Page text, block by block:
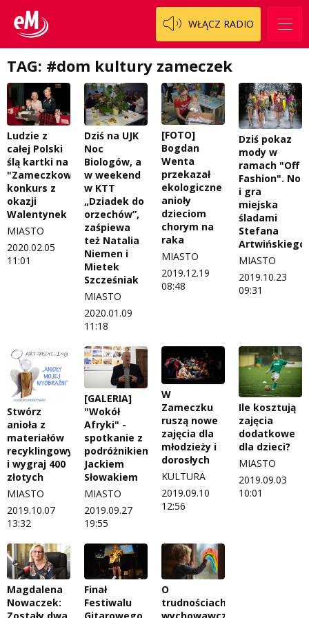
WŁĄCZ RADIO
Pasjonaci
Prawdę mówiąc
Słowo Dnia
Tak wierzę
Weekend z blondynką
W starych Kielcach
Wszystko w temacie
Regulamin konkursów
Regulamin sklepu internetowego
Regulamin darowizn
Regulamin konkursu Zwierzak naszej klasy
Polityka prywatności
ZNAJDZIESZ NAS TAKŻE NA
TAG: #dom kultury zameczek
Ludzie z
całej Polski
ślą kartki na
"Zameczkowy"
konkurs z
okazji
Walentynek
MIASTO
2020.02.05
11:01
Dziś na UJK
Noc
Biologów, a
w weekend
w KTT
„Dziadek do
orzechów”,
zaśpiewa
też Natalia
Niemen i
Mietek
Szcześniak
MIASTO
2020.01.09
11:18
[FOTO]
Bogdan
Wenta
przekazał
ekologiczne
anioły
dzieciom
chorym na
raka
MIASTO
2019.12.19
08:48
Dziś pokaz
mody w
ramach "Off
Fashion". No
i gra
miejska
śladami
Stefana
Artwińskiego
MIASTO
2019.10.23
09:31
Stwórz
anioła z
materiałów
recyklingowych
i wygraj 400
złotych
MIASTO
2019.10.07
13:32
[GALERIA]
"Wokół
Afryki" -
spotkanie z
podróżnikiem
Jackiem
Słowakiem
MIASTO
2019.09.27
19:55
W
Zameczku
ruszą nowe
zajęcia dla
młodzieży i
dorosłych
KULTURA
2019.09.10
12:56
Ile kosztują
zajęcia
dodatkowe
dla dzieci?
MIASTO
2019.09.03
10:01
Magdalena
Nowaczek:
Finał
Festiwalu
O
trudnościach